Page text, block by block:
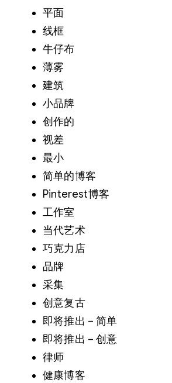
平面
线框
牛仔布
薄雾
建筑
小品牌
创作的
视差
最小
简单的博客
Pinterest博客
工作室
当代艺术
巧克力店
品牌
采集
创意复古
即将推出 – 简单
即将推出 – 创意
律师
健康博客